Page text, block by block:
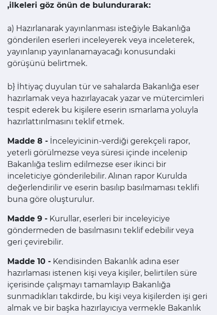
,ilkeleri göz önün de bulundurarak:
a) Hazırlanarak yayınlanması isteğiyle Bakanlığa
gönderilen eserleri inceleyerek veya inceleterek,
yayınlanıp yayınlanamayacağı konusundaki
görüşünü belirtmek.
b} İhtiyaç duyulan tür ve sahalarda Bakanlığa eser
hazırlamak veya hazırlayacak yazar ve mütercimleri
tespit ederek bu kişilere eserin ısmarlama yoluyla
hazırlattırılmasını teklif etmek.
Madde 8 - İnceleyicinin-verdiği gerekçeli rapor,
yeterli görülmezse veya süresi içinde incelenip
Bakanlığa teslim edilmezse eser ikinci bir
inceleticiye gönderilebilir. Alınan rapor Kurulda
değerlendirilir ve eserin basılıp basılmaması teklifi
buna göre oluşturulur.
Madde 9 - Kurullar, eserleri bir inceleyiciye
göndermeden de basılmasını teklif edebilir veya
geri çevirebilir.
Madde 10 - Kendisinden Bakanlık adına eser
hazırlaması istenen kişi veya kişiler, belirtilen süre
içerisinde çalışmayı tamamlayıp Bakanlığa
sunmadıkları takdirde, bu kişi veya kişilerden işi geri
almak ve bir başka hazırlayıcıya vermekle Bakanlık